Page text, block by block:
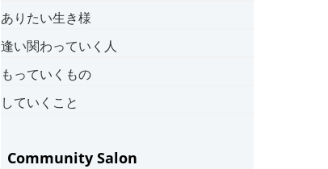
ありたい生き様
逢い関わっていく人
もっていくもの
していくこと
Community Salon